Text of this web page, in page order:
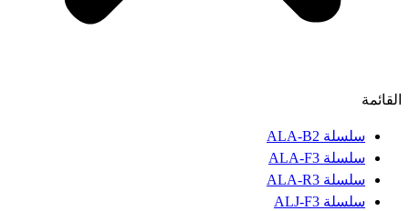
القائمة
سلسلة ALA-B2
سلسلة ALA-F3
سلسلة ALA-R3
سلسلة ALJ-F3